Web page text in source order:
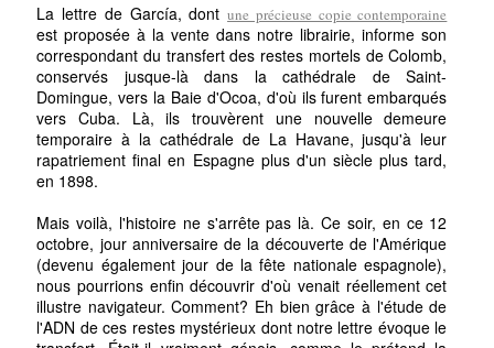
La lettre de García, dontune précieuse copie contemporaine
est proposée à la vente dans notre librairie, informe son
correspondant du transfert des restes mortels de Colomb,
conservés jusque-là dans la cathédrale de Saint-
Domingue, vers la Baie d'Ocoa, d'où ils furent embarqués
vers Cuba. Là, ils trouvèrent une nouvelle demeure
temporaire à la cathédrale de La Havane, jusqu'à leur
rapatriement final en Espagne plus d'un siècle plus tard,
en 1898.
Mais voilà, l'histoire ne s'arrête pas là. Ce soir, en ce 12
octobre, jour anniversaire de la découverte de l'Amérique
(devenu également jour de la fête nationale espagnole),
nous pourrions enfin découvrir d'où venait réellement cet
illustre navigateur. Comment? Eh bien grâce à l'étude de
l'ADN de ces restes mystérieux dont notre lettre évoque le